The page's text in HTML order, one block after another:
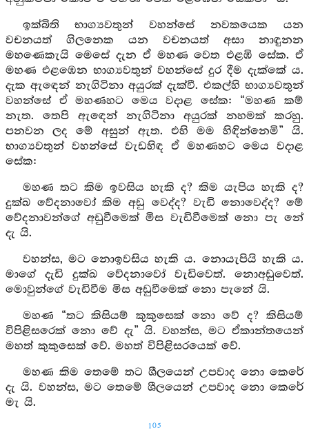
ඉක්බිති භාග්‍යවතුන් වහන්සේ නවකයෙක යන
වචනයත් ගිලනෙක යන වචනයත් අසා නාඳුනන
මහණෙකැයි මෙසේ දැන ඒ මහණ වෙත එළඹි සේක. ඒ
මහණ එළඹෙන භාග්‍යවතුන් වහන්සේ දුර දීම දැක්කේ ය.
දැක ඇඳෙන් නැගිටිනා අයුරක් දැක්වී. එකල්හි භාග්‍යවතුන්
වහන්සේ ඒ මහණහට මෙය වදාළ සේක: “මහණ කම්
නැත. තෙපි ඇඳෙන් නැගිටිනා අයුරක් නහමක් කරහු.
පනවන ලද මේ අසුන් ඇත. එහි මම හිඳින්නෙමි” යි.
භාග්‍යවතුන් වහන්සේ වැඩහිඳ ඒ මහණහට මෙය වදාළ
සේක:
මහණ තට කිම ඉවසිය හැකි ද? කිම යැපිය හැකි ද?
දුක්ඛ වේදනාවෝ කිම අඩු වෙද්ද? වැඩි නොවෙද්ද? මේ
වේදනාවන්ගේ අඩුවීමෙක් මිස වැඩිවීමෙක් නො පැ නේ
දැ යි.
වහන්ස, මට නොඉවසිය හැකි ය. නොයැපියි හැකි ය.
මාගේ දැඩි දුක්ඛ වේදනාවෝ වැඩිවෙත්. නොඅඩුවෙත්.
මොවුන්ගේ වැඩිවීම මිස අඩුවීමෙක් නො පැනේ යි.
මහණ “තට කිසියම් කුකුසෙක් නො වේ ද? කිසියම්
විපිළිසරෙක් නො වේ දැ” යි. වහන්ස, මට ඒකාන්තයෙන්
මහත් කුකුසෙක් වේ. මහත් විපිළිසරයෙක් වේ.
මහණ කිම තෙමේ තට ශීලයෙන් උපවාද නො කෙරේ
දැ යි. වහන්ස, මට තෙමේ ශීලයෙන් උපවාද නො කෙරේ
මැ යි.
105